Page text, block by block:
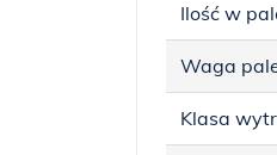
Ilość w
Waga
Klasa